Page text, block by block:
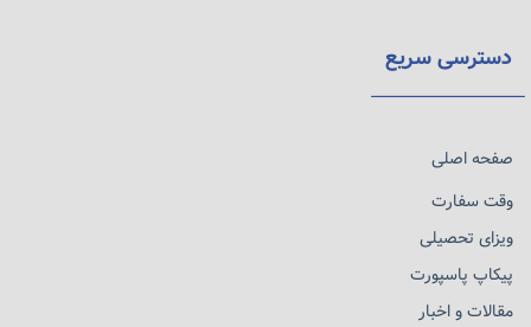
دسترسی به آموزش عالی و اساتید برجسته
خارجی اغلب اساتیدی دارند که خود از هنرمندان برجسته یا
متخصصان شناخته‌شده در صنعت هنر هستند.
آشنایی با فرهنگ‌های مختلف
به شما این فرصت را می‌دهد که با فرهنگ‌ها، سبک‌ها و
دسترسی سریع
صفحه اصلی
وقت سفارت
ویزای تحصیلی
پیکاپ پاسپورت
مقالات و اخبار